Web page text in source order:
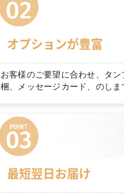
オプションが豊富
お客様のご要望に合わせ、タ
梱、メッセージカード、のしま
最短翌日お届け